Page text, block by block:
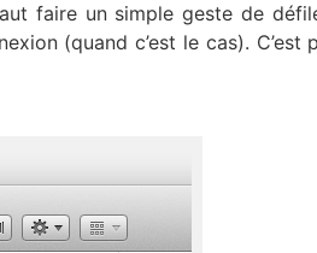
faire un simple geste de
(quand c’est le cas). C’est